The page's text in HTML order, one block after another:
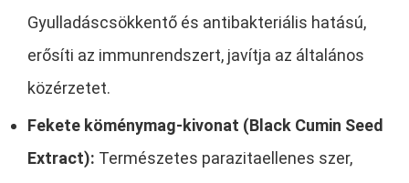
Gyulladáscsökkentő és antibakteriális hatású,
erősíti az immunrendszert, javítja az általános
közérzetet.
Fekete köménymag-kivonat (Black Cumin Seed
Extract): Természetes parazitaellenes szer,